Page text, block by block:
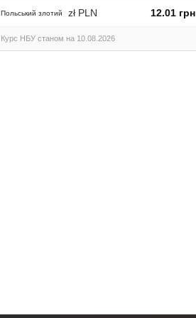
Польський злотий zł PLN 12.01 грн
Курс НБУ станом на 10.08.2026